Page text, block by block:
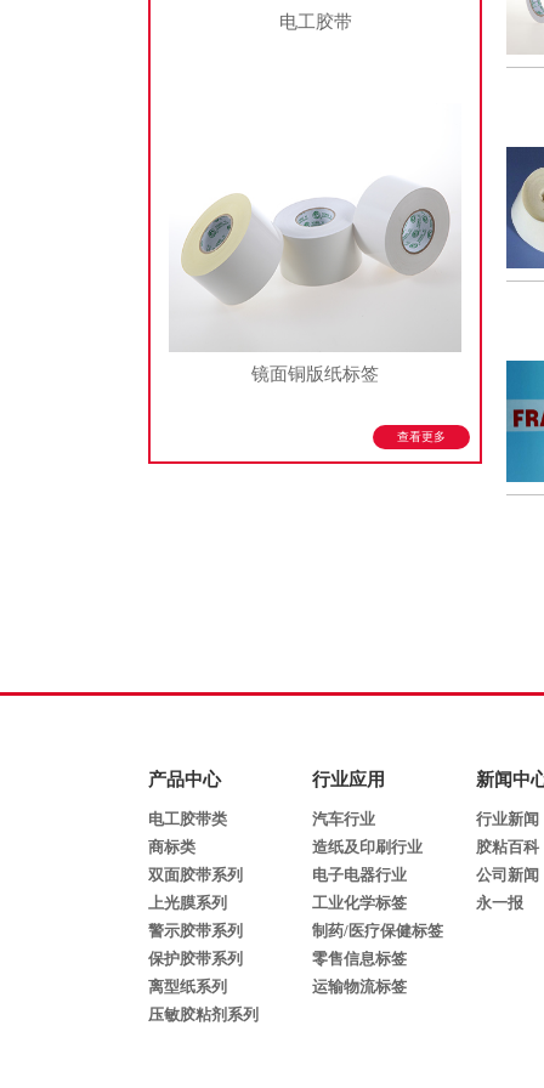
电工胶带
镜面铜版纸标签
查看更多
产品中心
电工胶带类
商标类
双面胶带系列
上光膜系列
警示胶带系列
保护胶带系列
离型纸系列
压敏胶粘剂系列
行业应用
汽车行业
造纸及印刷行业
电子电器行业
工业化学标签
制药/医疗保健标签
零售信息标签
运输物流标签
新闻中
行业新闻
胶粘百科
公司新闻
永一报